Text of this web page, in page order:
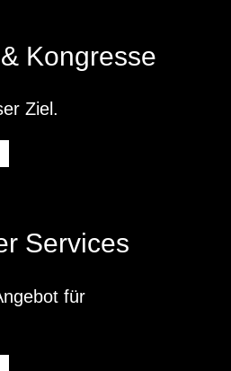
Kongresse
Ziel.
Services
für